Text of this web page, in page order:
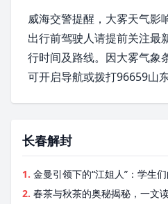
威海交警提醒，大雾天气影
出行前驾驶人请提前关注最
行时间及路线。因大雾气象
可开启导航或拨打96659山
长春解封
1. 金曼引领下的“江姐人”：学生
2. 春茶与秋茶的奥秘揭秘，一文